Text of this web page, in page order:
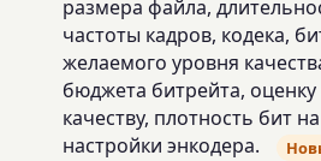
размера файла,
частоты кадров, кодека,
желаемого уровня
бюджета битрейта, оценку
качеству, плотность бит
настройки энкодера.